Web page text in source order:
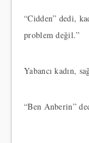
“Cidden” dedi,
problem değil.”
Yabancı kadın,
“Ben Anberin”